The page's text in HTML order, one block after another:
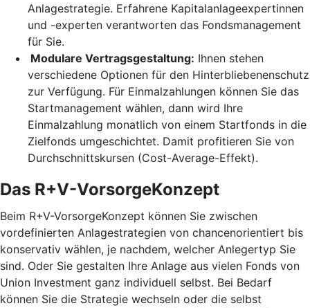
Anlagestrategie. Erfahrene Kapitalanlageexpertinnen
und -experten verantworten das Fondsmanagement
für Sie.
Modulare Vertragsgestaltung: Ihnen stehen
verschiedene Optionen für den Hinterbliebenenschutz
zur Verfügung. Für Einmalzahlungen können Sie das
Startmanagement wählen, dann wird Ihre
Einmalzahlung monatlich von einem Startfonds in die
Zielfonds umgeschichtet. Damit profitieren Sie von
Durchschnittskursen (Cost-Average-Effekt).
Das R+V-VorsorgeKonzept
Beim R+V-VorsorgeKonzept können Sie zwischen
vordefinierten Anlagestrategien von chancenorientiert bis
konservativ wählen, je nachdem, welcher Anlegertyp Sie
sind. Oder Sie gestalten Ihre Anlage aus vielen Fonds von
Union Investment ganz individuell selbst. Bei Bedarf
können Sie die Strategie wechseln oder die selbst